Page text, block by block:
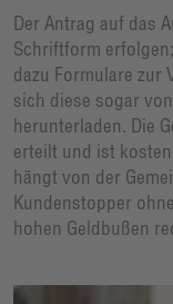
Der Antrag auf das
Schriftform
dazu Formulare zur
sich diese sogar
herunterladen. Die
erteilt und ist
hängt von der
Kundenstopper
hohen Geldbußen